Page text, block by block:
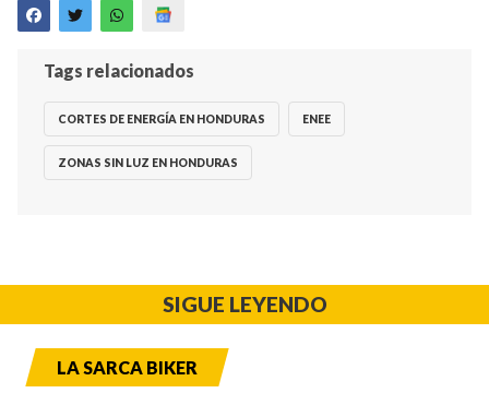
Tags relacionados
CORTES DE ENERGÍA EN HONDURAS ENEE
ZONAS SIN LUZ EN HONDURAS
SIGUE LEYENDO
LA SARCA BIKER